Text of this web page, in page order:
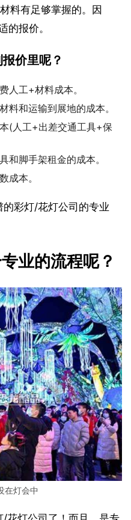
料有足够掌握的。因
的报价。
价里呢？
人工+材料成本。
料和运输到展地的成本。
(人工+出差交通工具+保
和脚手架租金的成本。
成本。
彩灯/花灯公司的专业
业的流程呢？
在灯会中